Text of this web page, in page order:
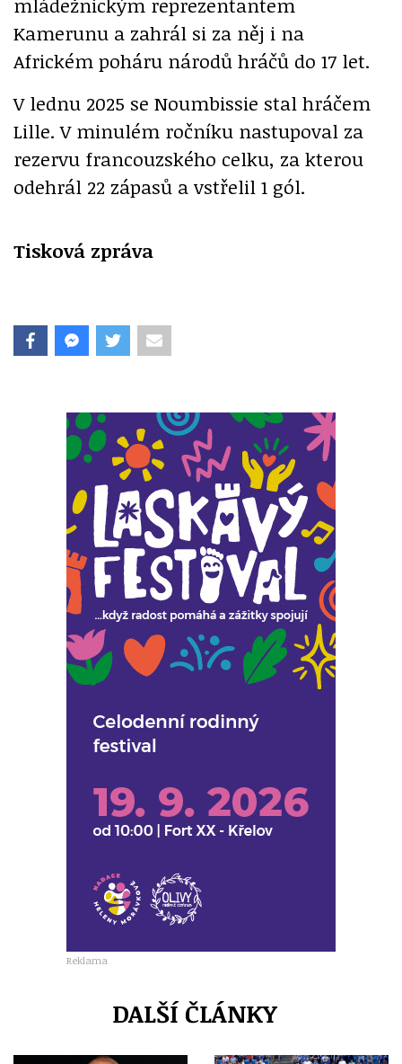
Kamerunu a zahrál si za něj i na
Africkém poháru národů hráčů do 17 let.
V lednu 2025 se Noumbissie stal hráčem
Lille. V minulém ročníku nastupoval za
rezervu francouzského celku, za kterou
odehrál 22 zápasů a vstřelil 1 gól.
Tisková zpráva
Reklama
DALŠÍ ČLÁNKY